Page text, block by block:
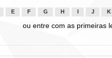
E F G H J K
ou entre com as primeiras